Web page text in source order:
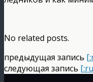
No related posts.
предыдущая запись
следующая запись